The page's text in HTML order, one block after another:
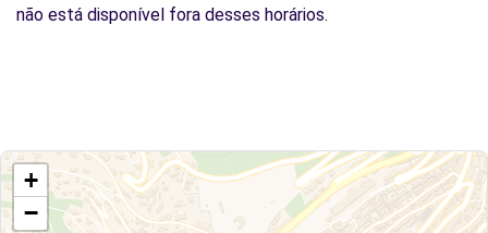
não está disponível fora desses horários.
+
−